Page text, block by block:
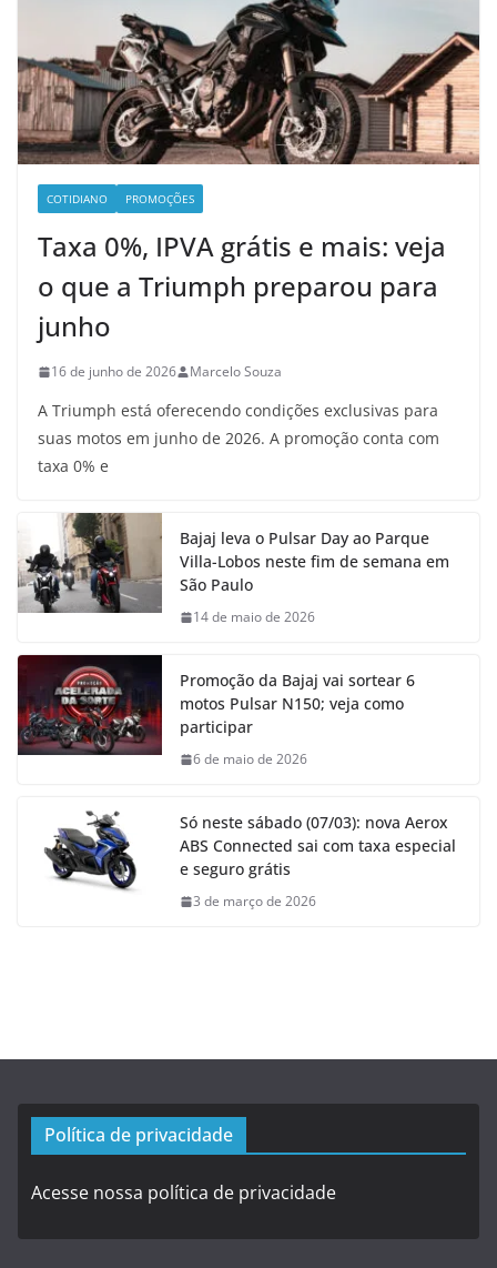
COTIDIANO PROMOÇÕES
Taxa 0%, IPVA grátis e mais: veja
o que a Triumph preparou para
junho
16 de junho de 2026 Marcelo Souza
A Triumph está oferecendo condições exclusivas para
suas motos em junho de 2026. A promoção conta com
taxa 0% e
Bajaj leva o Pulsar Day ao Parque
Villa-Lobos neste fim de semana em
São Paulo
14 de maio de 2026
Promoção da Bajaj vai sortear 6
motos Pulsar N150; veja como
participar
6 de maio de 2026
Só neste sábado (07/03): nova Aerox
ABS Connected sai com taxa especial
e seguro grátis
3 de março de 2026
Política de privacidade
Acesse nossa política de privacidade